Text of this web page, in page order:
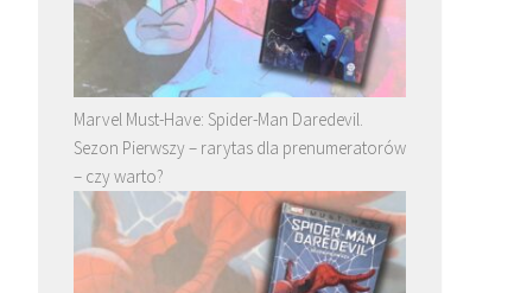
Marvel Must-Have: Spider-Man Daredevil.
Sezon Pierwszy – rarytas dla prenumeratorów
– czy warto?